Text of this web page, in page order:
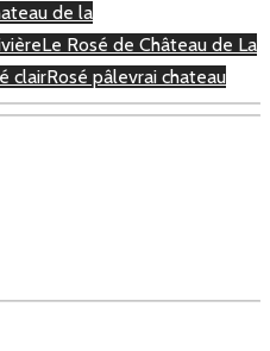
de la
Le Rosé de Château de La
clairRosé pâlevrai chateau